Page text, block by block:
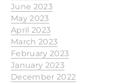
June 2023
May 2023
April 2023
March 2023
February 2023
January 2023
December 2022